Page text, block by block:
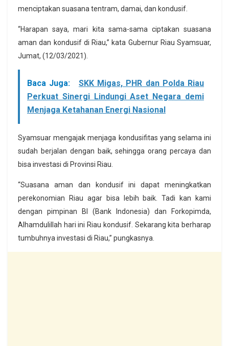
menciptakan suasana tentram, damai, dan kondusif.
“Harapan saya, mari kita sama-sama ciptakan suasana
aman dan kondusif di Riau,” kata Gubernur Riau Syamsuar,
Jumat, (12/03/2021).
Baca Juga:
SKK Migas, PHR dan Polda Riau
Perkuat Sinergi Lindungi Aset Negara demi
Menjaga Ketahanan Energi Nasional
Syamsuar mengajak menjaga kondusifitas yang selama ini
sudah berjalan dengan baik, sehingga orang percaya dan
bisa investasi di Provinsi Riau.
“Suasana aman dan kondusif ini dapat meningkatkan
perekonomian Riau agar bisa lebih baik. Tadi kan kami
dengan pimpinan BI (Bank Indonesia) dan Forkopimda,
Alhamdulillah hari ini Riau kondusif. Sekarang kita berharap
tumbuhnya investasi di Riau,” pungkasnya.